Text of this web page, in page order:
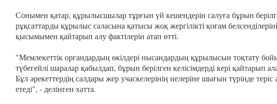
Сонымен қатар, құрылысшылар тұрғын үй кешендерін салуға бұрын
рұқсаттарды құрылыс саласына қатысы жоқ жергілікті қоғам
қысымымен қайтарып алу фактілерін атап өтті.
"Мемлекеттік органдардың өкілдері нысандардың құрылысын тоқтату
түбегейлі шаралар қабылдап, бұрын берілген келісімдерді кері қайтарып
Бұл әрекеттердің салдары жер учаскелерінің иелеріне шығын түрінде теріс
етеді", - делінген хатта.